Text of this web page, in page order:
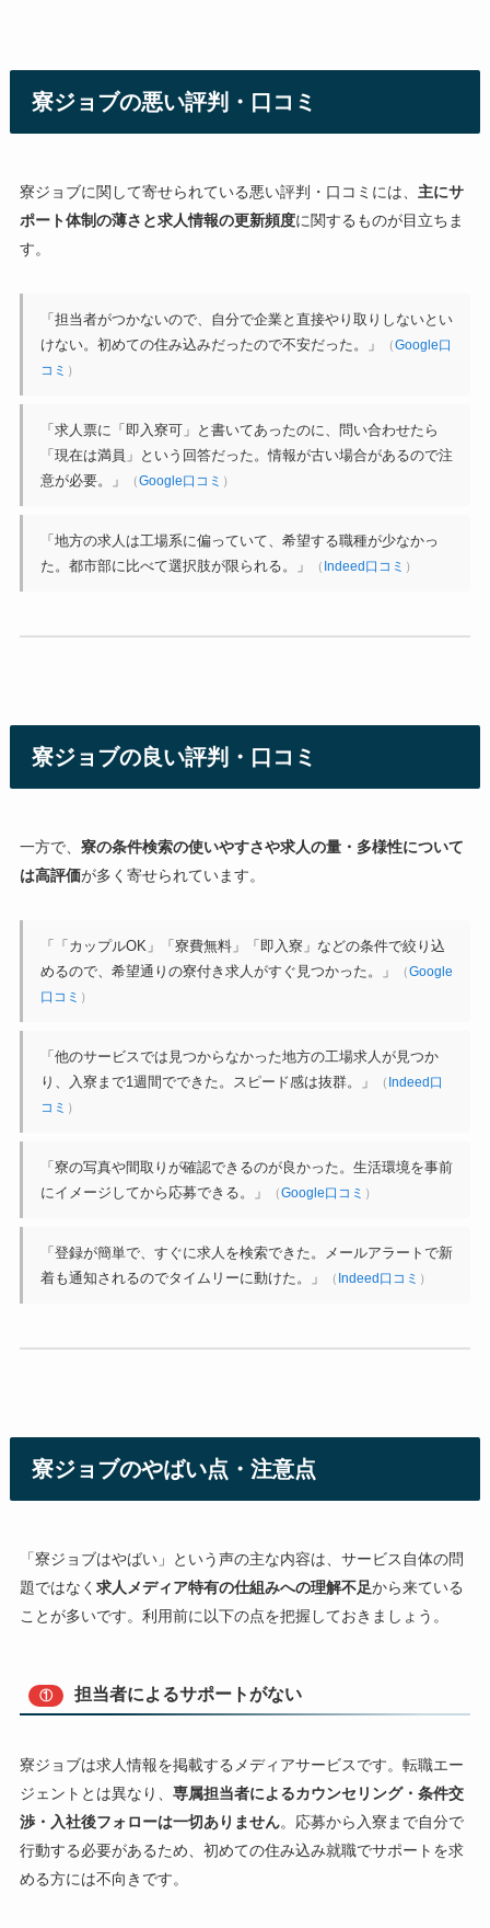
寮ジョブの悪い評判・口コミ
寮ジョブに関して寄せられている悪い評判・口コミには、 主にサ
ポート体制の薄さと求人情報の更新頻度に関するものが目立ちま
す。
「担当者がつかないので、自分で企業と直接やり取りしないとい
けない。初めての住み込みだったので不安だった。」
（Google口
コミ ）
「求人票に「即入寮可」と書いてあったのに、問い合わせたら
「現在は満員」という回答だった。情報が古い場合があるので注
意が必要。」
（Google口コミ ）
「地方の求人は工場系に偏っていて、希望する職種が少なかっ
た。都市部に比べて選択肢が限られる。」
（ Indeed口コミ ）
寮ジョブの良い評判・口コミ
一方で、 寮の条件検索の使いやすさや求人の量・多様性について
は高評価が多く寄せられています。
「「カップルOK」「寮費無料」「即入寮」などの条件で絞り込
めるので、希望通りの寮付き求人がすぐ見つかった。」
（Google
口コミ ）
「他のサービスでは見つからなかった地方の工場求人が見つか
り、入寮まで1週間でできた。スピード感は抜群。」
（ Indeed口
コミ ）
「寮の写真や間取りが確認できるのが良かった。生活環境を事前
にイメージしてから応募できる。」
（Google口コミ ）
「登録が簡単で、すぐに求人を検索できた。メールアラートで新
着も通知されるのでタイムリーに動けた。」
（ Indeed口コミ ）
寮ジョブのやばい点・注意点
「寮ジョブはやばい」という声の主な内容は、サービス自体の問
題ではなく 求人メディア特有の仕組みへの理解不足から来ている
ことが多いです。利用前に以下の点を把握しておきましょう。
① 担当者によるサポートがない
寮ジョブは求人情報を掲載するメディアサービスです。転職エー
ジェントとは異なり、 専属担当者によるカウンセリング・条件交
渉・入社後フォローは一切ありません。応募から入寮まで自分で
行動する必要があるため、初めての住み込み就職でサポートを求
める方には不向きです。